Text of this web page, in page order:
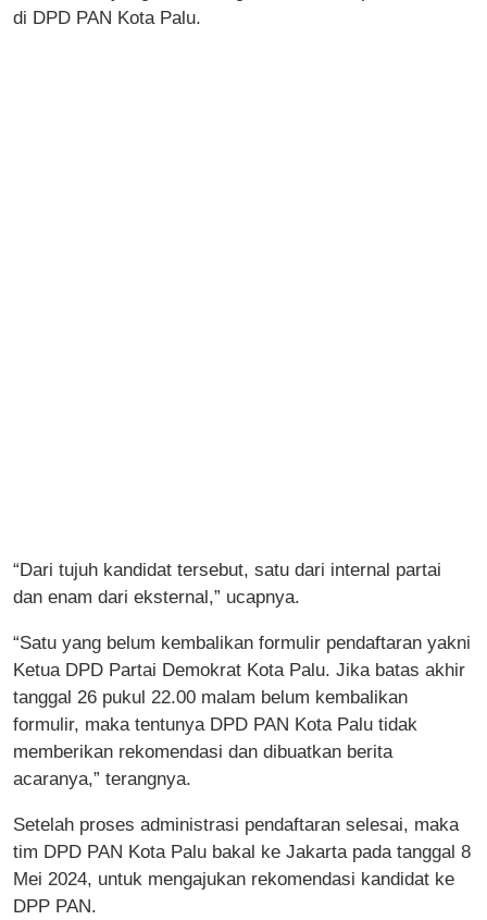
di DPD PAN Kota Palu.
“Dari tujuh kandidat tersebut, satu dari internal partai
dan enam dari eksternal,” ucapnya.
“Satu yang belum kembalikan formulir pendaftaran yakni
Ketua DPD Partai Demokrat Kota Palu. Jika batas akhir
tanggal 26 pukul 22.00 malam belum kembalikan
formulir, maka tentunya DPD PAN Kota Palu tidak
memberikan rekomendasi dan dibuatkan berita
acaranya,” terangnya.
Setelah proses administrasi pendaftaran selesai, maka
tim DPD PAN Kota Palu bakal ke Jakarta pada tanggal 8
Mei 2024, untuk mengajukan rekomendasi kandidat ke
DPP PAN.